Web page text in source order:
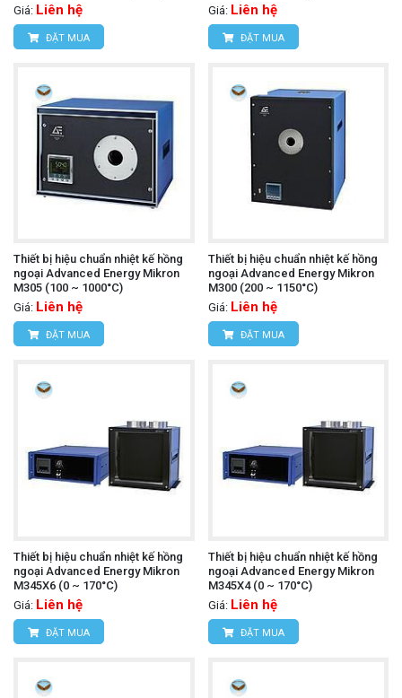
Giá: Liên hệ
ĐẶT MUA
Giá: Liên hệ
ĐẶT MUA
Thiết bị hiệu chuẩn nhiệt kế hồng
ngoại Advanced Energy Mikron
M305 (100 ~ 1000°C)
Giá: Liên hệ
ĐẶT MUA
Thiết bị hiệu chuẩn nhiệt kế hồng
ngoại Advanced Energy Mikron
M300 (200 ~ 1150°C)
Giá: Liên hệ
ĐẶT MUA
Thiết bị hiệu chuẩn nhiệt kế hồng
ngoại Advanced Energy Mikron
M345X6 (0 ~ 170°C)
Giá: Liên hệ
ĐẶT MUA
Thiết bị hiệu chuẩn nhiệt kế hồng
ngoại Advanced Energy Mikron
M345X4 (0 ~ 170°C)
Giá: Liên hệ
ĐẶT MUA